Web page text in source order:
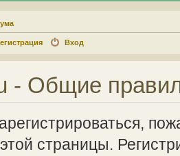
Вход
- Общие
страницы.